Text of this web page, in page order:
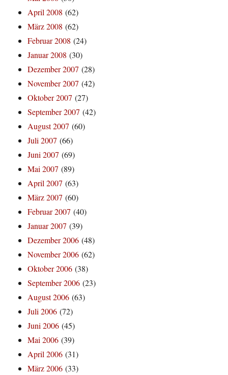
April 2008 (62)
März 2008 (62)
Februar 2008 (24)
Januar 2008 (30)
Dezember 2007 (28)
November 2007 (42)
Oktober 2007 (27)
September 2007 (42)
August 2007 (60)
Juli 2007 (66)
Juni 2007 (69)
Mai 2007 (89)
April 2007 (63)
März 2007 (60)
Februar 2007 (40)
Januar 2007 (39)
Dezember 2006 (48)
November 2006 (62)
Oktober 2006 (38)
September 2006 (23)
August 2006 (63)
Juli 2006 (72)
Juni 2006 (45)
Mai 2006 (39)
April 2006 (31)
März 2006 (33)